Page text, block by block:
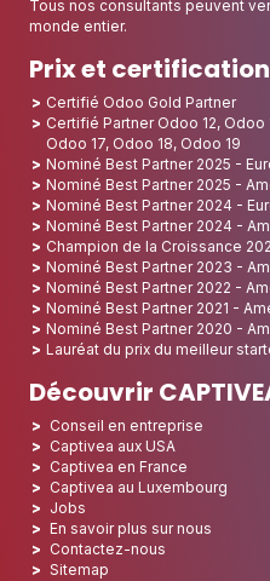
Tous nos consultants peuvent
monde entier.
Prix et
Certifié Odoo Gold Partner
Certifié Partner Odoo 12, Odoo
Odoo 17, Odoo 18, Odoo 19
Nominé Best Partner 2025 -
Nominé Best Partner 2025 -
Nominé Best Partner 2024 -
Nominé Best Partner 2024 -
Champion de la Croissance
Nominé Best Partner 2023 -
Nominé Best Partner 2022 -
Nominé Best Partner 2021 -
Nominé Best Partner 2020 -
Lauréat du prix du meilleur
Découvrir
Conseil en entreprise
Captivea aux USA
Captivea en France
Captivea au Luxembourg
Jobs
En savoir plus sur nous
Contactez-nous
Sitemap